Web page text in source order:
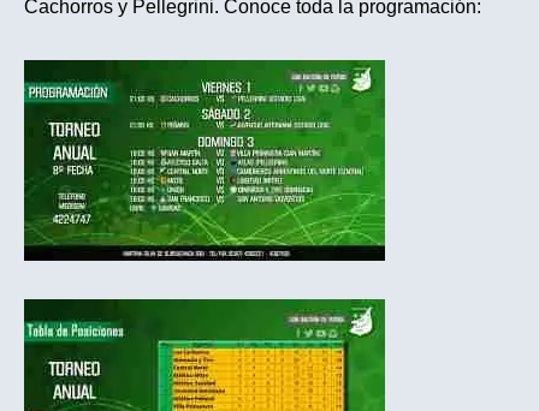
Cachorros y Pellegrini. Conoce toda la programación: